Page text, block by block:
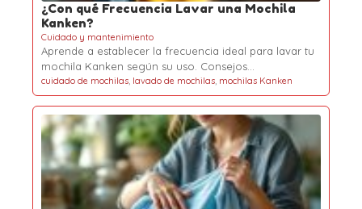
¿Con qué Frecuencia Lavar una Mochila
Kanken?
Cuidado y mantenimiento
Aprende a establecer la frecuencia ideal para lavar tu
mochila Kanken según su uso. Consejos…
cuidado de mochilas, lavado de mochilas, mochilas Kanken